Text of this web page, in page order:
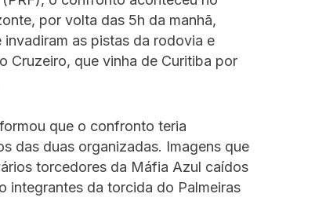
por volta das 5h da manhã,
as pistas da rodovia e
Cruzeiro, que vinha de Curitiba por
que o confronto teria
das duas organizadas. Imagens que
torcedores da Máfia Azul caídos
integrantes da torcida do Palmeiras